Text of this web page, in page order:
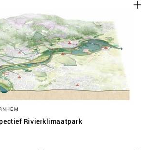
Rivierklimaatpark
VOORKEUREN OP